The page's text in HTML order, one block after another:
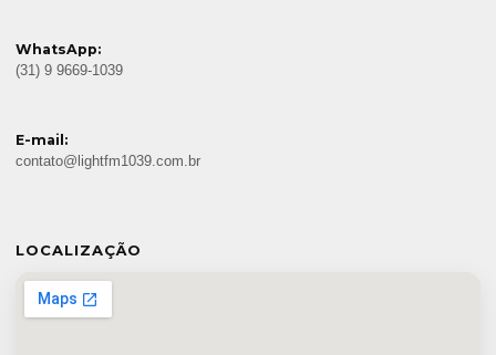
WhatsApp:
(31) 9 9669-1039
E-mail:
contato@lightfm1039.com.br
LOCALIZAÇÃO